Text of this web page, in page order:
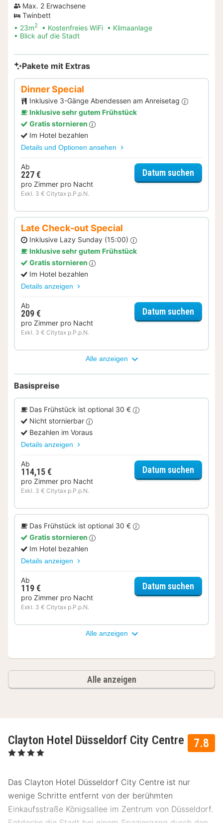
Max. 2 Erwachsene
Twinbett
23m2 Kostenfreies WiFi
Klimaanlage
Blick auf die Stadt
Pakete mit Extras
Dinner Special
Inklusive 3-Gänge Abendessen am Anreisetag
Inklusive sehr gutem Frühstück
Gratis stornieren
Im Hotel bezahlen
Details und Optionen ansehen
Ab
227 €
pro Zimmer pro Nacht
Exkl. 3 € Citytax p.P.p.N.
Datum suchen
Late Check-out Special
Inklusive Lazy Sunday (15:00)
Inklusive sehr gutem Frühstück
Gratis stornieren
Im Hotel bezahlen
Details anzeigen
Ab
209 €
pro Zimmer pro Nacht
Exkl. 3 € Citytax p.P.p.N.
Datum suchen
Alle anzeigen
Basispreise
Das Frühstück ist optional 30 €
Nicht stornierbar
Bezahlen im Voraus
Details anzeigen
Ab
114,15 €
pro Zimmer pro Nacht
Exkl. 3 € Citytax p.P.p.N.
Datum suchen
Das Frühstück ist optional 30 €
Gratis stornieren
Im Hotel bezahlen
Details anzeigen
Ab
119 €
pro Zimmer pro Nacht
Exkl. 3 € Citytax p.P.p.N.
Datum suchen
Alle anzeigen
Alle anzeigen
7.8
Clayton Hotel Düsseldorf City Centre
, 4 Sterne
Das Clayton Hotel Düsseldorf City Centre ist nur
wenige Schritte entfernt von der berühmten
Einkaufsstraße Königsallee im Zentrum von Düsseldorf.